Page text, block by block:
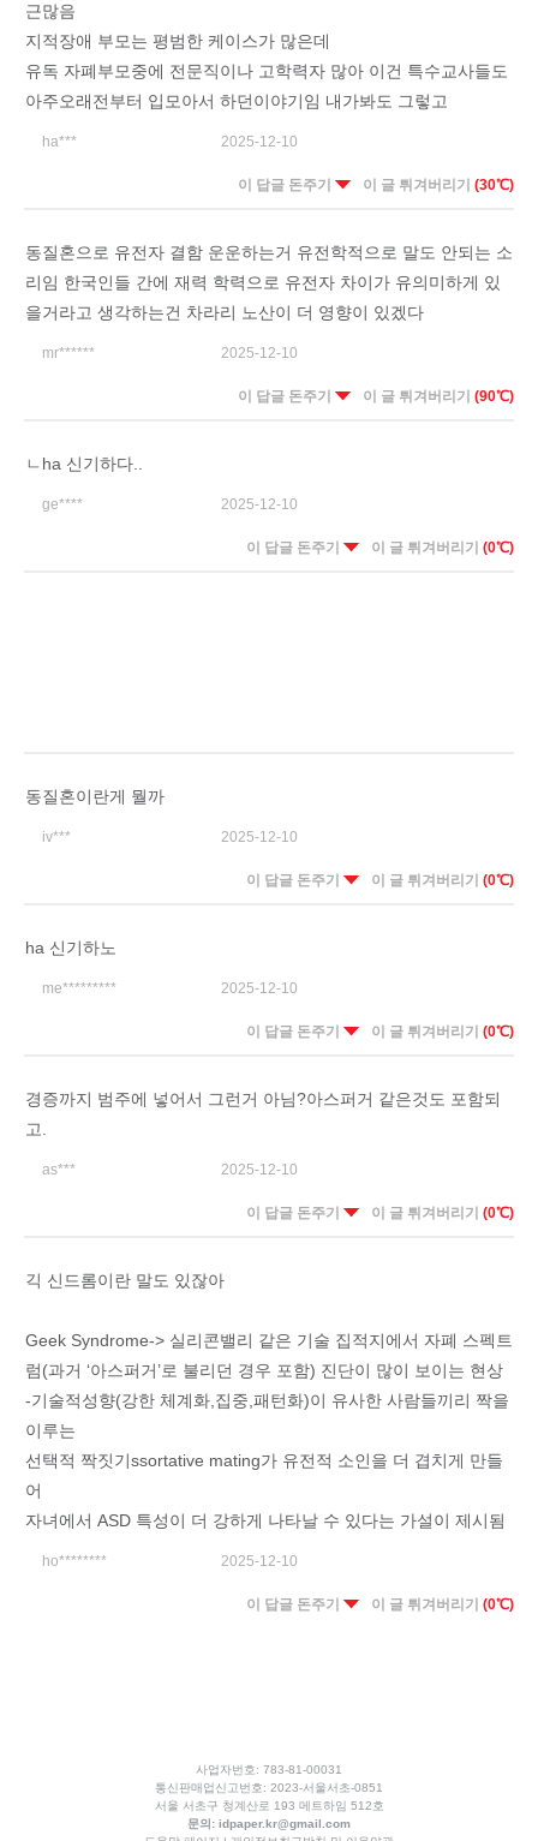
근많음
지적장애 부모는 평범한 케이스가 많은데
유독 자폐부모중에 전문직이나 고학력자 많아 이건 특수교사들도
아주오래전부터 입모아서 하던이야기임 내가봐도 그렇고
ha*** 2025-12-10
이 답글 돈주기 이 글 튀겨버리기 (30℃)
동질혼으로 유전자 결함 운운하는거 유전학적으로 말도 안되는 소
리임 한국인들 간에 재력 학력으로 유전자 차이가 유의미하게 있
을거라고 생각하는건 차라리 노산이 더 영향이 있겠다
mr****** 2025-12-10
이 답글 돈주기 이 글 튀겨버리기 (90℃)
ㄴha 신기하다..
ge**** 2025-12-10
이 답글 돈주기 이 글 튀겨버리기 (0℃)
동질혼이란게 뭘까
iv*** 2025-12-10
이 답글 돈주기 이 글 튀겨버리기 (0℃)
ha 신기하노
me********* 2025-12-10
이 답글 돈주기 이 글 튀겨버리기 (0℃)
경증까지 범주에 넣어서 그런거 아님?아스퍼거 같은것도 포함되
고.
as*** 2025-12-10
이 답글 돈주기 이 글 튀겨버리기 (0℃)
긱 신드롬이란 말도 있잖아
Geek Syndrome-> 실리콘밸리 같은 기술 집적지에서 자폐 스펙트
럼(과거 ‘아스퍼거’로 불리던 경우 포함) 진단이 많이 보이는 현상
-기술적성향(강한 체계화,집중,패턴화)이 유사한 사람들끼리 짝을
이루는
선택적 짝짓기ssortative mating가 유전적 소인을 더 겹치게 만들
어
자녀에서 ASD 특성이 더 강하게 나타날 수 있다는 가설이 제시됨
ho******** 2025-12-10
이 답글 돈주기 이 글 튀겨버리기 (0℃)
사업자번호: 783-81-00031
통신판매업신고번호: 2023-서울서초-0851
서울 서초구 청계산로 193 메트하임 512호
문의: idpaper.kr@gmail.com